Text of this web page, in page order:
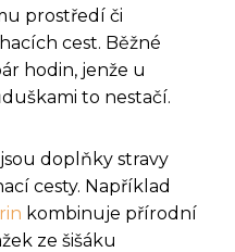
prostředí či
cest. Běžné
hodin, jenže u
to nestačí.
doplňky stravy
cesty. Například
kombinuje přírodní
ze šišáku